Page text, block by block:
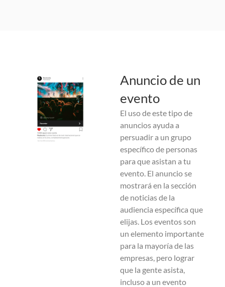
Anuncio de un
evento
El uso de este tipo de
anuncios ayuda a
persuadir a un grupo
específico de personas
para que asistan a tu
evento. El anuncio se
mostrará en la sección
de noticias de la
audiencia específica que
elijas. Los eventos son
un elemento importante
para la mayoría de las
empresas, pero lograr
que la gente asista,
incluso a un evento